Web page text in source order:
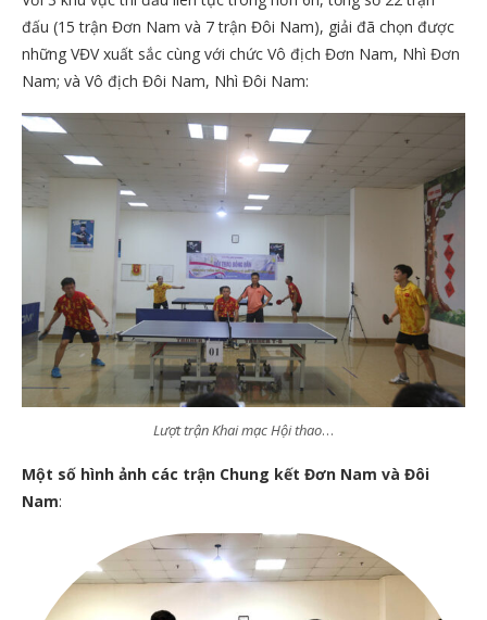
đấu (15 trận Đơn Nam và 7 trận Đôi Nam), giải đã chọn được
những VĐV xuất sắc cùng với chức Vô địch Đơn Nam, Nhì Đơn
Nam; và Vô địch Đôi Nam, Nhì Đôi Nam:
Lượt trận Khai mạc Hội thao…
Một số hình ảnh các trận Chung kết Đơn Nam và Đôi
Nam: